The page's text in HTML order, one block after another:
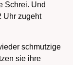
Schrei. Und
Uhr zugeht
schmutzige
sie ihre